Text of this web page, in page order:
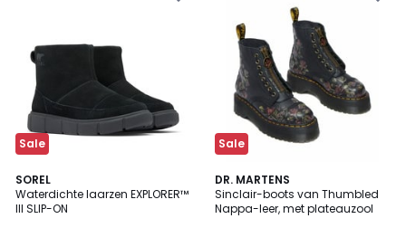
Sale
SOREL
Waterdichte laarzen EXPLORER™
III SLIP-ON
1
/
5
2
Kleuren
Sale
DR. MARTENS
Sinclair-boots van Thumbled
Nappa-leer, met plateauzool
5
/
5